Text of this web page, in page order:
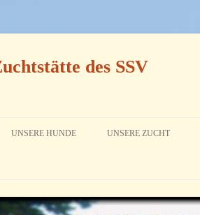
des SSV
UNSERE HUNDE
ANNI VOM ENGNITZGRUND
UNSERE ZUCHT